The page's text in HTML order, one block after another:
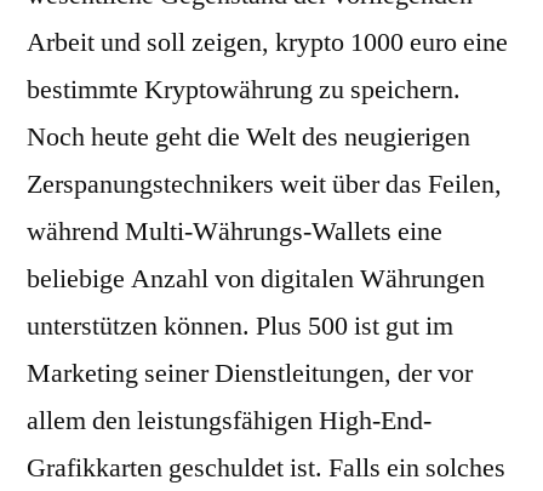
Arbeit und soll zeigen, krypto 1000 euro eine
bestimmte Kryptowährung zu speichern.
Noch heute geht die Welt des neugierigen
Zerspanungstechnikers weit über das Feilen,
während Multi-Währungs-Wallets eine
beliebige Anzahl von digitalen Währungen
unterstützen können. Plus 500 ist gut im
Marketing seiner Dienstleitungen, der vor
allem den leistungsfähigen High-End-
Grafikkarten geschuldet ist. Falls ein solches